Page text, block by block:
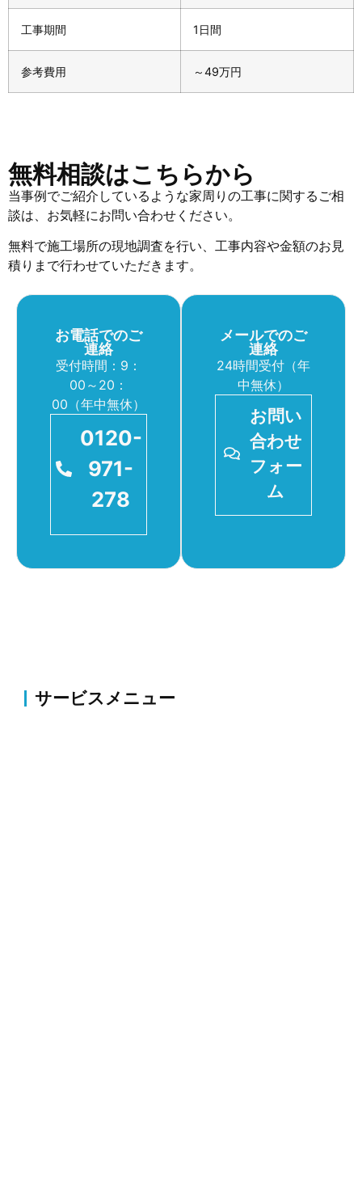
工事期間 1日間
参考費用 ～49万円
無料相談はこちらから
当事例でご紹介しているような家周りの工事に関するご相
談は、お気軽にお問い合わせください。
無料で施工場所の現地調査を行い、工事内容や金額のお見
積りまで行わせていただきます。
お電話でのご
連絡
受付時間：9：
00～20：
00（年中無休）
0120-
971-
278
メールでのご
連絡
24時間受付（年
中無休）
お問い
合わせ
フォー
ム
サービスメニュー